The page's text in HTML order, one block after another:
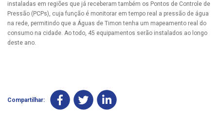
instaladas em regiões que já receberam também os Pontos de Controle de
Pressão (PCPs), cuja função é monitorar em tempo real a pressão de água
na rede, permitindo que a Águas de Timon tenha um mapeamento real do
consumo na cidade. Ao todo, 45 equipamentos serão instalados ao longo
deste ano.
Compartilhar: